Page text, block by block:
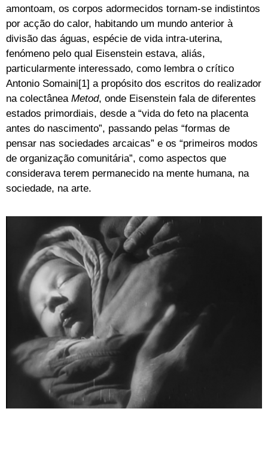
amontoam, os corpos adormecidos tornam-se indistintos
por acção do calor, habitando um mundo anterior à
divisão das águas, espécie de vida intra-uterina,
fenómeno pelo qual Eisenstein estava, aliás,
particularmente interessado, como lembra o crítico
Antonio Somaini[1] a propósito dos escritos do realizador
na colectânea Metod, onde Eisenstein fala de diferentes
estados primordiais, desde a “vida do feto na placenta
antes do nascimento”, passando pelas “formas de
pensar nas sociedades arcaicas” e os “primeiros modos
de organização comunitária”, como aspectos que
considerava terem permanecido na mente humana, na
sociedade, na arte.